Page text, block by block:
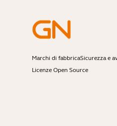
Marchi di fabbricaSicurezza e
Licenze Open Source